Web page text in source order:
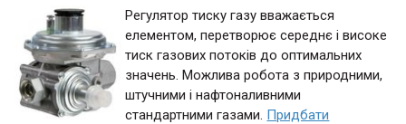
Регулятор тиску газу вважається
елементом, перетворює середнє і високе
тиск газових потоків до оптимальних
значень. Можлива робота з природними,
штучними і нафтоналивними
стандартними газами. Придбати